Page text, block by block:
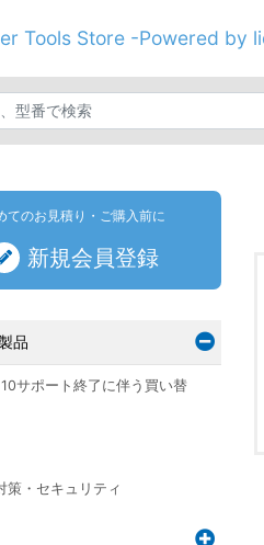
Tools Store -Powered by
てのお見積り・ご購入前に
新規会員登録
品
サポート終了に伴う買い替
策・セキュリティ